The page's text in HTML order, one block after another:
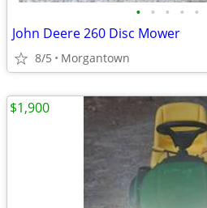
• • • • •
John Deere 260 Disc Mower
8/5 Morgantown
$1,900